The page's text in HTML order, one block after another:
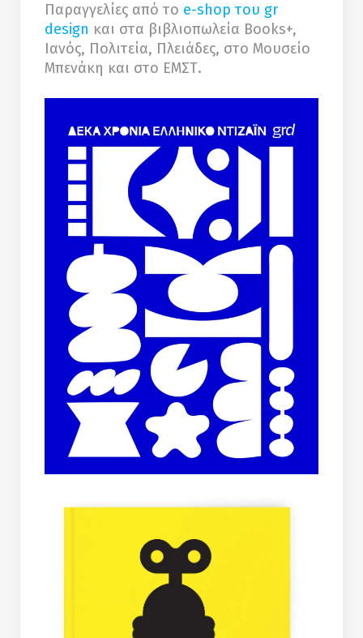
Παραγγελίες από το e-shop του gr
design και στα βιβλιοπωλεία Books+,
Ιανός, Πολιτεία, Πλειάδες, στο Μουσείο
Μπενάκη και στο ΕΜΣΤ.